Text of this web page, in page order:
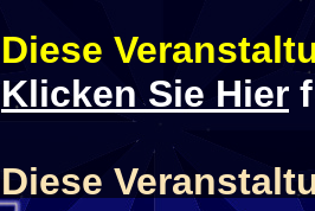
Diese
Klicken Sie Hier
Diese